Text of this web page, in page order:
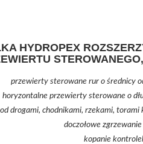
HYDROPEX
przewierty sterowane rur o średnicy
horyzontalne przewierty sterowane o
drogami, chodnikami, rzekami,
doczołowe
kopanie